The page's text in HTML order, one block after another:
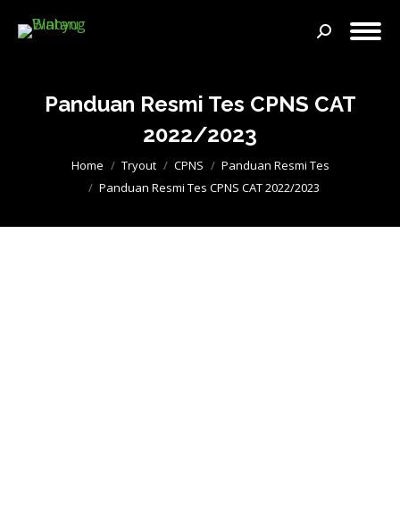
Search:
Panduan Resmi Tes CPNS CAT
2022/2023
You are here:
Home Tryout CPNS
Panduan Resmi Tes
Panduan Resmi Tes CPNS CAT 2022/2023